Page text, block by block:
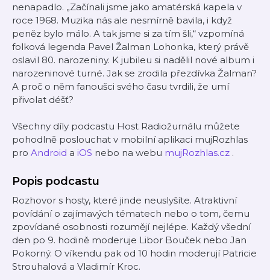
nenapadlo. „Začínali jsme jako amatérská kapela v
roce 1968. Muzika nás ale nesmírně bavila, i když
peněz bylo málo. A tak jsme si za tím šli,“ vzpomíná
folková legenda Pavel Žalman Lohonka, který právě
oslavil 80. narozeniny. K jubileu si nadělil nové album i
narozeninové turné. Jak se zrodila přezdívka Žalman?
A proč o něm fanoušci svého času tvrdili, že umí
přivolat déšť?
Všechny díly podcastu Host Radiožurnálu můžete
pohodlně poslouchat v mobilní aplikaci mujRozhlas
pro Android a iOS nebo na webu mujRozhlas.cz .
Popis podcastu
Rozhovor s hosty, které jinde neuslyšíte. Atraktivní
povídání o zajímavých tématech nebo o tom, čemu
zpovídané osobnosti rozumějí nejlépe. Každý všední
den po 9. hodině moderuje Libor Bouček nebo Jan
Pokorný. O víkendu pak od 10 hodin moderují Patricie
Strouhalová a Vladimír Kroc.